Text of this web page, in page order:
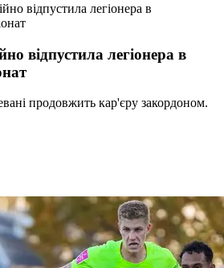
відпустила легіонера в
відпустила легіонера в
продовжить кар'єру закордоном.